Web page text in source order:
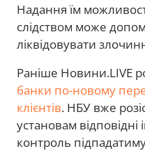
Надання їм
слідством може
ліквідовувати
Раніше Новини.LIVE
банки по-новому
клієнтів. НБУ вже
установам відповідні
контроль